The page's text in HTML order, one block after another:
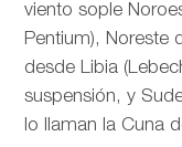
viento sople
Pentium), Noreste
desde Libia
suspensión, y
lo llaman la Cuna